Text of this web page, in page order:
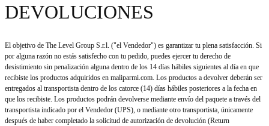
DEVOLUCIONES
El objetivo de The Level Group S.r.l. ("el Vendedor") es garantizar tu plena satisfacción. Si
por alguna razón no estás satisfecho con tu pedido, puedes ejercer tu derecho de
desistimiento sin penalización alguna dentro de los 14 días hábiles siguientes al día en que
recibiste los productos adquiridos en maliparmi.com. Los productos a devolver deberán ser
entregados al transportista dentro de los catorce (14) días hábiles posteriores a la fecha en
que los recibiste. Los productos podrán devolverse mediante envío del paquete a través del
transportista indicado por el Vendedor (UPS), o mediante otro transportista, únicamente
después de haber completado la solicitud de autorización de devolución (Return